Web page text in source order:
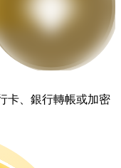
卡、銀行轉帳或加密